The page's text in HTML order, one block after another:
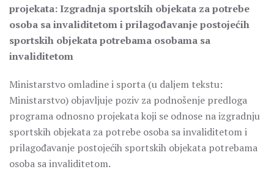
projekata: Izgradnja sportskih objekata za potrebe
osoba sa invaliditetom i prilagođavanje postojećih
sportskih objekata potrebama osobama sa
invaliditetom
Ministarstvo omladine i sporta (u daljem tekstu:
Ministarstvo) objavljuje poziv za podnošenje predloga
programa odnosno projekata koji se odnose na izgradnju
sportskih objekata za potrebe osoba sa invaliditetom i
prilagođavanje postojećih sportskih objekata potrebama
osoba sa invaliditetom.